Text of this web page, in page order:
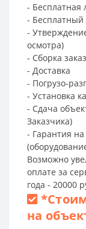
- Бесплатная
-
-
осмотра)
- Сборка
- Доставка
- Погрузо-
- Установка
- Сдача
Заказчика)
- Гарантия
Возможно
оплате за
года - 20000
*
на